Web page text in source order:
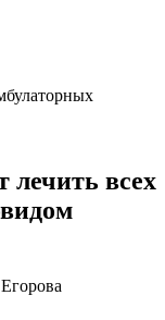
лечить всех